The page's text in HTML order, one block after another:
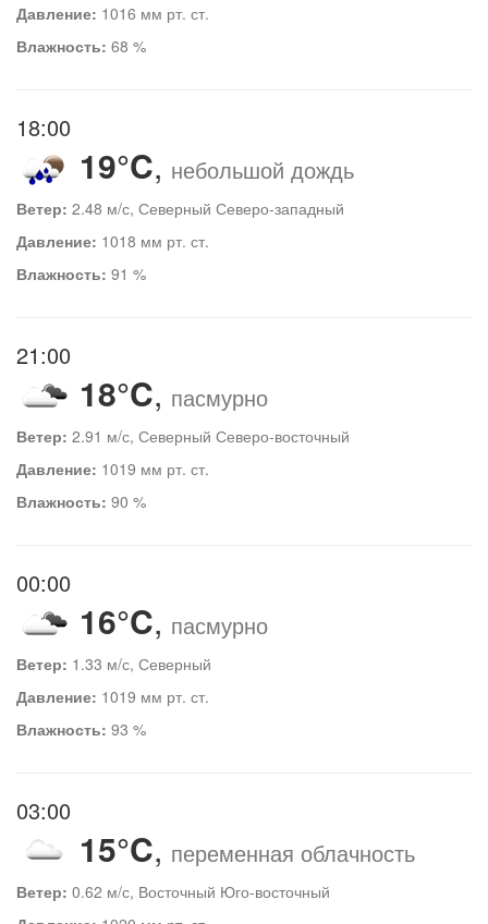
Давление: 1016 мм рт. ст.
Влажность: 68 %
18:00
19°C, небольшой дождь
Ветер: 2.48 м/с, Северный Северо-западный
Давление: 1018 мм рт. ст.
Влажность: 91 %
21:00
18°C, пасмурно
Ветер: 2.91 м/с, Северный Северо-восточный
Давление: 1019 мм рт. ст.
Влажность: 90 %
00:00
16°C, пасмурно
Ветер: 1.33 м/с, Северный
Давление: 1019 мм рт. ст.
Влажность: 93 %
03:00
15°C, переменная облачность
Ветер: 0.62 м/с, Восточный Юго-восточный